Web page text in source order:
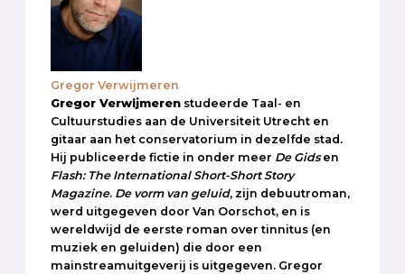
Gregor Verwijmeren
Gregor Verwijmeren studeerde Taal- en
Cultuurstudies aan de Universiteit Utrecht en
gitaar aan het conservatorium in dezelfde stad.
Hij publiceerde fictie in onder meer De Gidsen
Flash: The International Short-Short Story
Magazine. De vorm van geluid, zijn debuutroman,
werd uitgegeven door Van Oorschot, en is
wereldwijd de eerste roman over tinnitus (en
muziek en geluiden) die door een
mainstreamuitgeverij is uitgegeven. Gregor